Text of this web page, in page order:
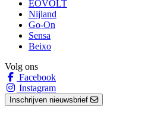
EOVOLT
Nijland
Go-On
Sensa
Beixo
Volg ons
Facebook
Instagram
Inschrijven nieuwsbrief